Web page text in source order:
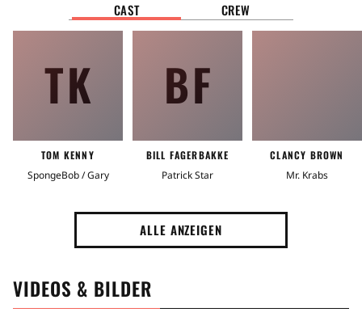
CAST CREW
TK
TOM KENNY
SpongeBob / Gary
BF
BILL FAGERBAKKE
Patrick Star
CLANCY BROWN
Mr. Krabs
ALLE ANZEIGEN
VIDEOS & BILDER